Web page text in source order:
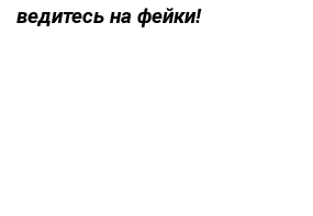
ведитесь на фейки!